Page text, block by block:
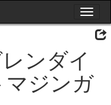
Toggle
ンダイ
マジンガ